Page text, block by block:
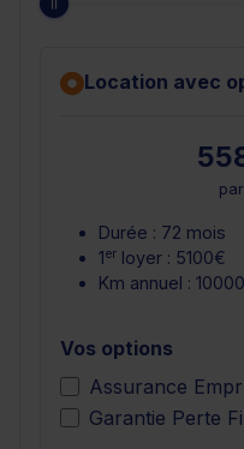
Location avec
Durée : 72 mois
1er loyer : 5100€
Km annuel :
Vos options
Assurance
Garantie Perte